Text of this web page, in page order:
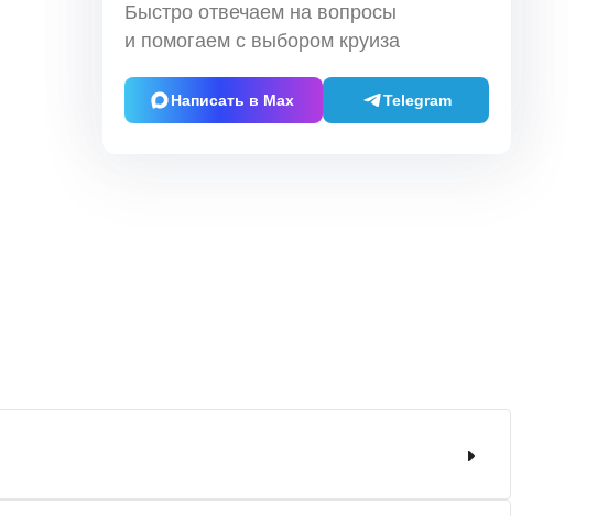
Быстро отвечаем на вопросы
и помогаем с выбором круиза
Написать в Max Telegram